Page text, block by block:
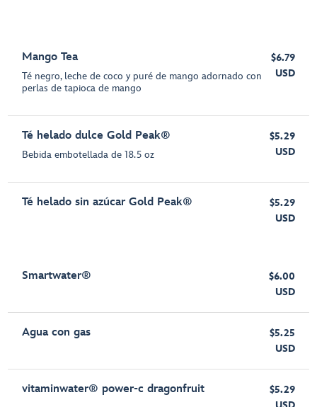
Mango Tea
Té negro, leche de coco y puré de mango adornado con
perlas de tapioca de mango
$6.79
USD
Té helado dulce Gold Peak®
Bebida embotellada de 18.5 oz
$5.29
USD
Té helado sin azúcar Gold Peak®
$5.29
USD
Smartwater®
$6.00
USD
Agua con gas
$5.25
USD
vitaminwater® power-c dragonfruit
$5.29